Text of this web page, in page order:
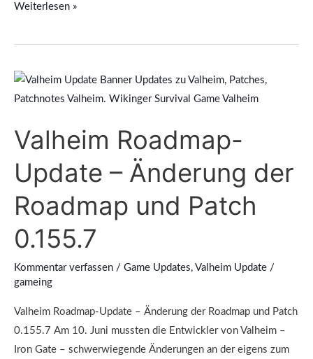
Weiterlesen »
Valheim Roadmap-
Update – Änderung der
Roadmap und Patch
0.155.7
Kommentar verfassen / Game Updates, Valheim Update /
gameing
Valheim Roadmap-Update – Änderung der Roadmap und Patch
0.155.7 Am 10. Juni mussten die Entwickler von Valheim –
Iron Gate – schwerwiegende Änderungen an der eigens zum
Valheim
Roadmap-
–
der
und
Patch
0.155.7